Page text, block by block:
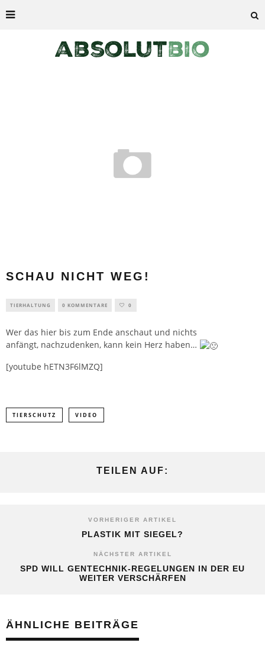
SCHAU NICHT WEG!
TIERHALTUNG 0 KOMMENTARE 0
Wer das hier bis zum Ende anschaut und nichts
anfängt, nachzudenken, kann kein Herz haben…
[youtube hETN3F6lMZQ]
TIERSCHUTZ VIDEO
TEILEN AUF:
VORHERIGER ARTIKEL
PLASTIK MIT SIEGEL?
NÄCHSTER ARTIKEL
SPD WILL GENTECHNIK-REGELUNGEN IN DER EU
WEITER VERSCHÄRFEN
ÄHNLICHE BEITRÄGE